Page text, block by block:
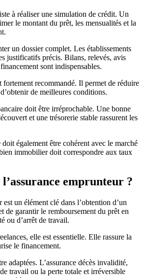
à réaliser une simulation de crédit. Un
le montant du prêt, les mensualités et la
un dossier complet. Les établissements
justificatifs précis. Bilans, relevés, avis
sont indispensables.
fortement recommandé. Il permet de réduire
de meilleures conditions.
doit être irréprochable. Une bonne
et une trésorerie stable rassurent les
également être cohérent avec le marché
immobilier doit correspondre aux taux
emprunteur ?
est un élément clé dans l’obtention d’un
de garantir le remboursement du prêt en
ou d’arrêt de travail.
elle est essentielle. Elle rassure la
le financement.
adaptées. L’assurance décès invalidité,
travail ou la perte totale et irréversible